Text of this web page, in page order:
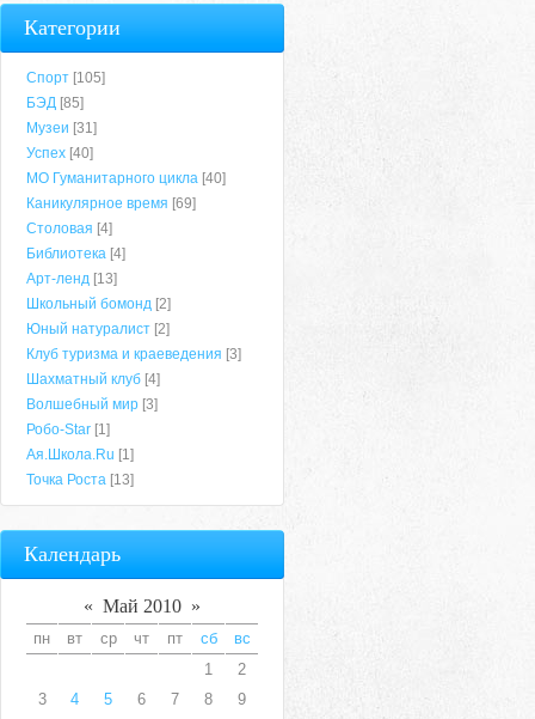
Категории
Спорт [105]
БЭД [85]
Музеи [31]
Успех [40]
МО Гуманитарного цикла [40]
Каникулярное время [69]
Столовая [4]
Библиотека [4]
Арт-ленд [13]
Школьный бомонд [2]
Юный натуралист [2]
Клуб туризма и краеведения [3]
Шахматный клуб [4]
Волшебный мир [3]
Робо-Star [1]
Ая.Школа.Ru [1]
Точка Роста [13]
Календарь
« Май 2010 »
пн вт ср чт пт сб
вс
1
2
3
4 5 6 7 8
9